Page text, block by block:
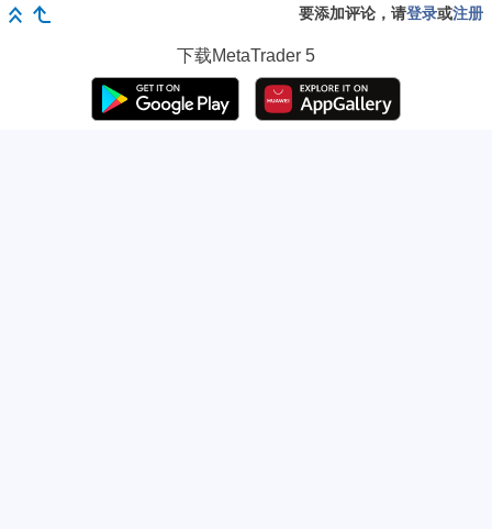
要添加评论，请登录或注册
下载MetaTrader 5